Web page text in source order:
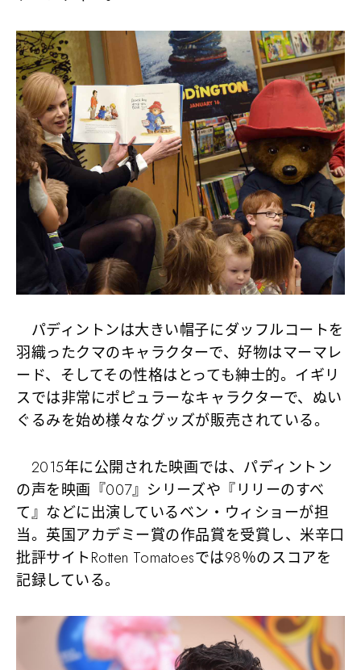
パディントンは大きい帽子にダッフルコートを
羽織ったクマのキャラクターで、好物はマーマレ
ード、そしてその性格はとっても紳士的。イギリ
スでは非常にポピュラーなキャラクターで、ぬい
ぐるみを始め様々なグッズが販売されている。
2015年に公開された映画では、パディントン
の声を映画『007』シリーズや『リリーのすべ
て』などに出演しているベン・ウィショーが担
当。英国アカデミー賞の作品賞を受賞し、米辛口
批評サイトRotten Tomatoesでは98％のスコアを
記録している。